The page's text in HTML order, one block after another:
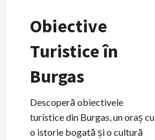
Obiective
Turistice în
Burgas
Descoperă obiectivele
turistice din Burgas, un oraș cu
o istorie bogată și o cultură